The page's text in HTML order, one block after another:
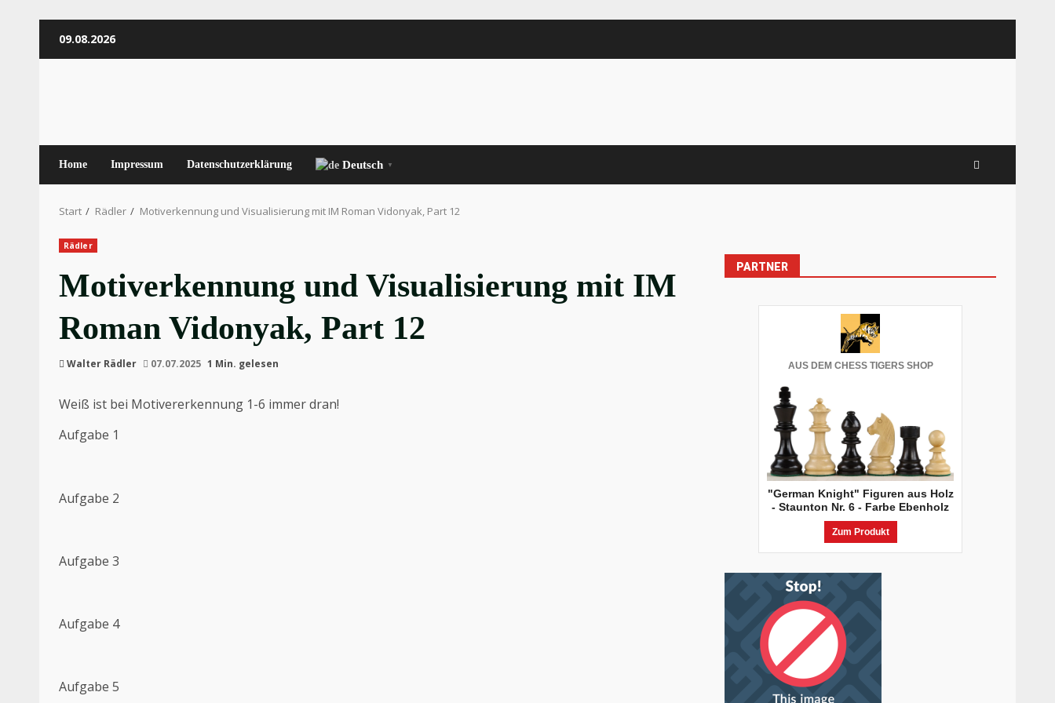
Inhalt09.08.2026
Home Impressum Datenschutzerklärung Deutsch ▼
Start Rädler Motiverkennung und Visualisierung mit IM Roman Vidonyak, Part 12
Rädler
Motiverkennung und Visualisierung mit IM
Roman Vidonyak, Part 12
Walter Rädler 07.07.2025 1 Min. gelesen
Weiß ist bei Motivererkennung 1-6 immer dran!
Aufgabe 1
Aufgabe 2
Aufgabe 3
Aufgabe 4
Aufgabe 5
PARTNER
AUS DEM CHESS TIGERS SHOP
"German Knight" Figuren aus Holz
- Staunton Nr. 6 - Farbe Ebenholz
Zum Produkt